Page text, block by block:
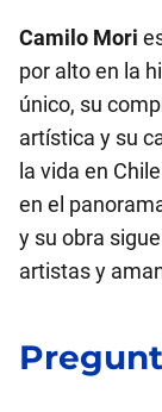
Camilo Mori
por alto en la
único, su
artística y su
la vida en
en el
y su obra
artistas y